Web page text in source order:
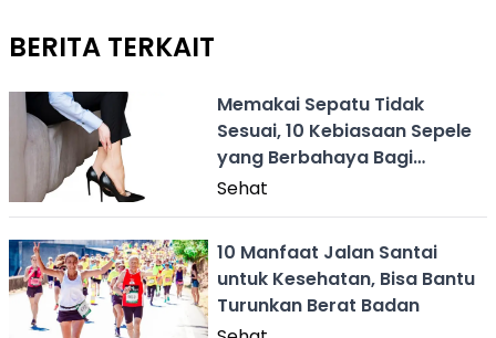
BERITA TERKAIT
Memakai Sepatu Tidak
Sesuai, 10 Kebiasaan Sepele
yang Berbahaya Bagi
Kesehatan
Sehat
10 Manfaat Jalan Santai
untuk Kesehatan, Bisa Bantu
Turunkan Berat Badan